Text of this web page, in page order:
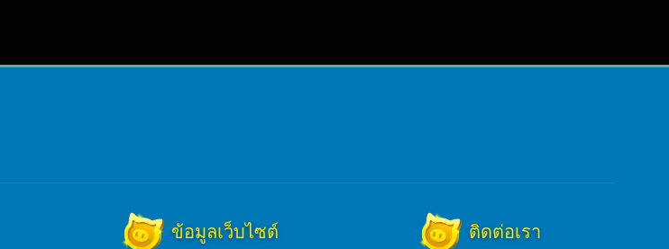
ข้อมูลเว็บไซต์ ติดต่อเรา